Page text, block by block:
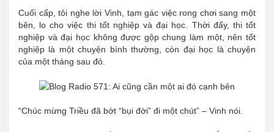
Cuối cấp, tôi nghe lời Vinh, tạm gác việc rong chơi sang một
bên, lo cho việc thi tốt nghiệp và đại học. Thời đấy, thi tốt
nghiệp và đại học không được gộp chung làm một, nên tốt
nghiệp là một chuyện bình thường, còn đại học là chuyện
của một tháng sau đó.
“Chúc mừng Triều đã bớt “bụi đời” đi một chút” – Vinh nói.